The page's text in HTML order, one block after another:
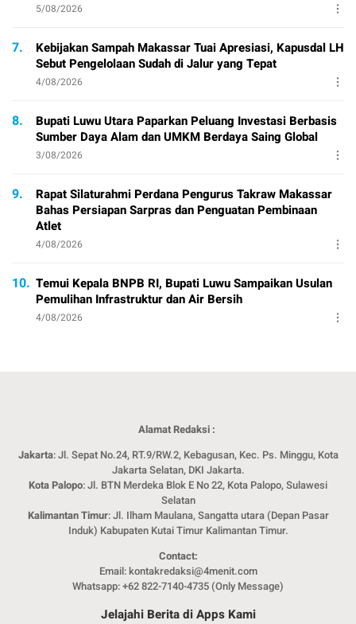
5/08/2026
7.
Kebijakan Sampah Makassar Tuai Apresiasi, Kapusdal LH
Sebut Pengelolaan Sudah di Jalur yang Tepat
4/08/2026
8.
Bupati Luwu Utara Paparkan Peluang Investasi Berbasis
Sumber Daya Alam dan UMKM Berdaya Saing Global
3/08/2026
9.
Rapat Silaturahmi Perdana Pengurus Takraw Makassar
Bahas Persiapan Sarpras dan Penguatan Pembinaan
Atlet
4/08/2026
10. Temui Kepala BNPB RI, Bupati Luwu Sampaikan Usulan
Pemulihan Infrastruktur dan Air Bersih
4/08/2026
Alamat Redaksi :
Jakarta: Jl. Sepat No.24, RT.9/RW.2, Kebagusan, Kec. Ps. Minggu, Kota
Jakarta Selatan, DKI Jakarta.
Kota Palopo: Jl. BTN Merdeka Blok E No 22, Kota Palopo, Sulawesi
Selatan
Kalimantan Timur: Jl. Ilham Maulana, Sangatta utara (Depan Pasar
Induk) Kabupaten Kutai Timur Kalimantan Timur.
Contact:
Email: kontakredaksi@4menit.com
Whatsapp: +62 822-7140-4735 (Only Message)
Jelajahi Berita di Apps Kami